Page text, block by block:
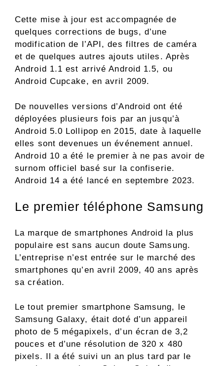
Cette mise à jour est accompagnée de
quelques corrections de bugs, d’une
modification de l’API, des filtres de caméra
et de quelques autres ajouts utiles. Après
Android 1.1 est arrivé Android 1.5, ou
Android Cupcake, en avril 2009.
De nouvelles versions d’Android ont été
déployées plusieurs fois par an jusqu’à
Android 5.0 Lollipop en 2015, date à laquelle
elles sont devenues un événement annuel.
Android 10 a été le premier à ne pas avoir de
surnom officiel basé sur la confiserie.
Android 14 a été lancé en septembre 2023.
Le premier téléphone Samsung
La marque de smartphones Android la plus
populaire est sans aucun doute Samsung.
L’entreprise n’est entrée sur le marché des
smartphones qu’en avril 2009, 40 ans après
sa création.
Le tout premier smartphone Samsung, le
Samsung Galaxy, était doté d’un appareil
photo de 5 mégapixels, d’un écran de 3,2
pouces et d’une résolution de 320 x 480
pixels. Il a été suivi un an plus tard par le